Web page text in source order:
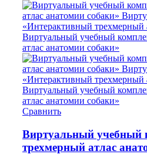
Сравнить
Виртуальный учебный
трехмерный атлас